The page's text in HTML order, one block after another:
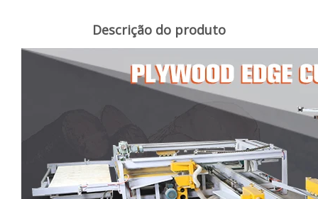
Descrição do produto